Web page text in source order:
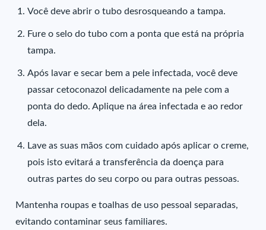
Você deve abrir o tubo desrosqueando a tampa.
Fure o selo do tubo com a ponta que está na própria
tampa.
Após lavar e secar bem a pele infectada, você deve
passar cetoconazol delicadamente na pele com a
ponta do dedo. Aplique na área infectada e ao redor
dela.
Lave as suas mãos com cuidado após aplicar o creme,
pois isto evitará a transferência da doença para
outras partes do seu corpo ou para outras pessoas.
Mantenha roupas e toalhas de uso pessoal separadas,
evitando contaminar seus familiares.